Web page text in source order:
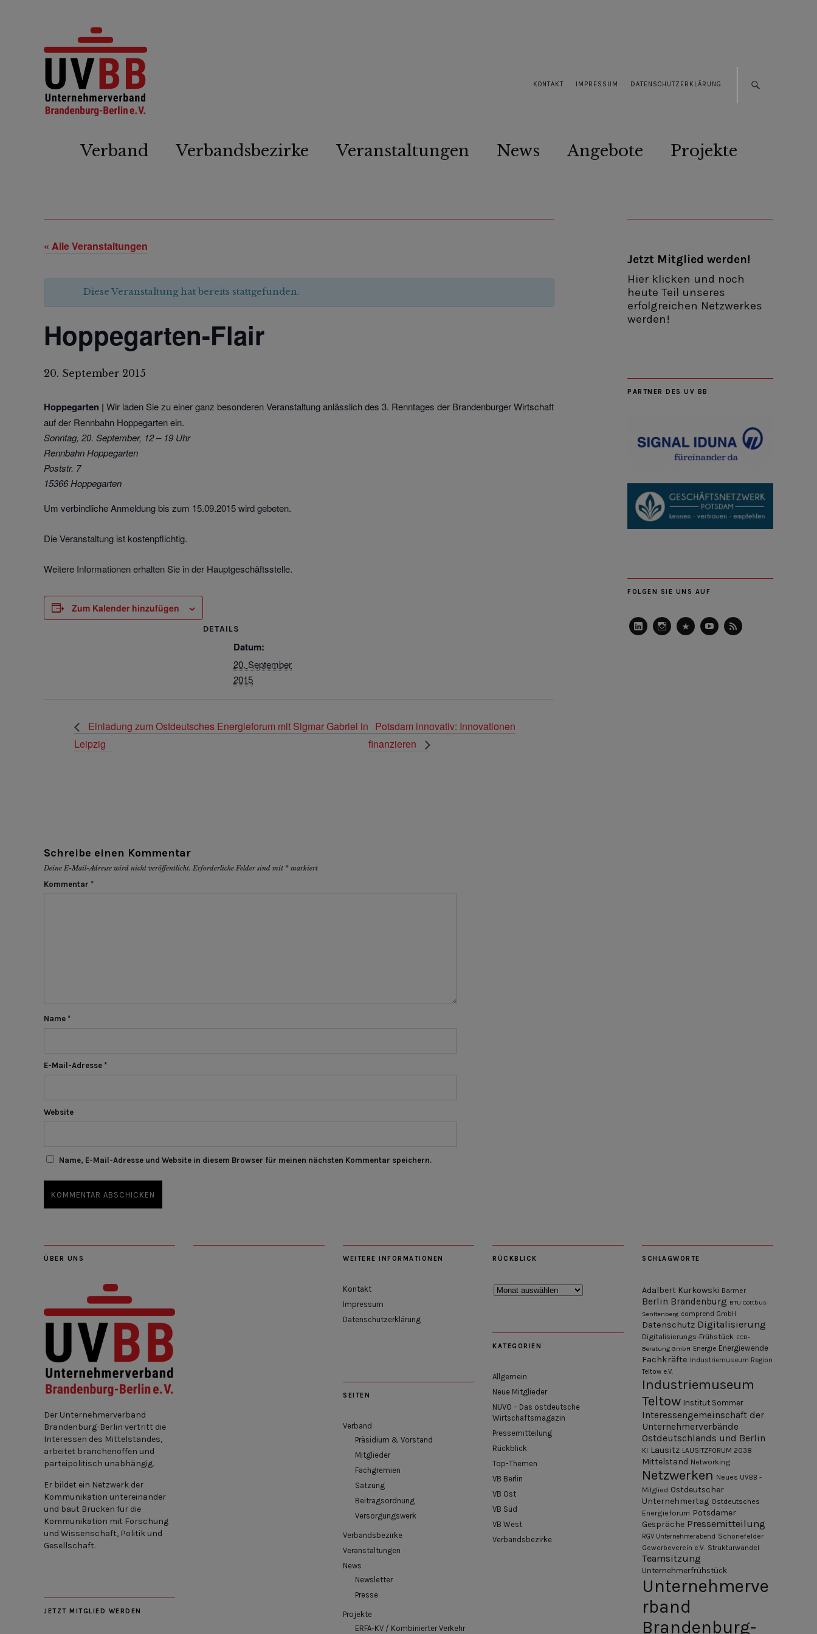
KONTAKT IMPRESSUM DATENSCHUTZERKLÄRUNG
Verband Verbandsbezirke Veranstaltungen News Angebote Projekte
« Alle Veranstaltungen
Diese Veranstaltung hat bereits stattgefunden.
Hoppegarten-Flair
20. September 2015
Hoppegarten | Wir laden Sie zu einer ganz besonderen Veranstaltung anlässlich des 3. Renntages der Brandenburger Wirtschaft
auf der Rennbahn Hoppegarten ein.
Sonntag, 20. September, 12 – 19 Uhr
Rennbahn Hoppegarten
Poststr. 7
15366 Hoppegarten
Um verbindliche Anmeldung bis zum 15.09.2015 wird gebeten.
Die Veranstaltung ist kostenpflichtig.
Weitere Informationen erhalten Sie in der Hauptgeschäftsstelle.
Zum Kalender hinzufügen
DETAILS
Datum:
20. September
2015
Einladung zum Ostdeutsches Energieforum mit Sigmar Gabriel in
Leipzig
Potsdam innovativ: Innovationen
finanzieren
Schreibe einen Kommentar
Deine E-Mail-Adresse wird nicht veröffentlicht. Erforderliche Felder sind mit * markiert
Kommentar *
Name *
E-Mail-Adresse *
Website
Name, E-Mail-Adresse und Website in diesem Browser für meinen nächsten Kommentar speichern.
Jetzt Mitglied werden!
Hier klicken und noch
heute Teil unseres
erfolgreichen Netzwerkes
werden!
PARTNER DES UV BB
FOLGEN SIE UNS AUF
ÜBER UNS
Der Unternehmerverband
Brandenburg-Berlin vertritt die
Interessen des Mittelstandes,
arbeitet branchenoffen und
parteipolitisch unabhängig.
Er bildet ein Netzwerk der
Kommunikation untereinander
und baut Brücken für die
Kommunikation mit Forschung
und Wissenschaft, Politik und
Gesellschaft.
JETZT MITGLIED WERDEN
WEITERE INFORMATIONEN
Kontakt
Impressum
Datenschutzerklärung
SEITEN
Verband
Präsidium & Vorstand
Mitglieder
Fachgremien
Satzung
Beitragsordnung
Versorgungswerk
Verbandsbezirke
Veranstaltungen
News
Newsletter
Presse
Projekte
ERFA-KV / Kombinierter Verkehr
RÜCKBLICK
Rückblick
KATEGORIEN
Allgemein
Neue Mitglieder
NUVO – Das ostdeutsche
Wirtschaftsmagazin
Pressemitteilung
Rückblick
Top-Themen
VB Berlin
VB Ost
VB Süd
VB West
Verbandsbezirke
SCHLAGWORTE
Adalbert Kurkowski Barmer
Berlin Brandenburg BTU Cottbus-
Senftenberg comprend GmbH
Datenschutz Digitalisierung
Digitalisierungs-Frühstück ECB-
Beratung GmbH Energie Energiewende
Fachkräfte
Industriemuseum Region
Teltow e.V.
Industriemuseum
Teltow Institut Sommer
Interessengemeinschaft der
Unternehmerverbände
Ostdeutschlands und Berlin
KI Lausitz LAUSITZFORUM 2038
Mittelstand Networking
Netzwerken Neues UVBB -
Mitglied Ostdeutscher
Unternehmertag Ostdeutsches
Energieforum Potsdamer
Gespräche Pressemitteilung
RGV Unternehmerabend Schönefelder
Gewerbeverein e.V. Strukturwandel
Teamsitzung
Unternehmerfrühstück
Unternehmerve
rband
Brandenburg-